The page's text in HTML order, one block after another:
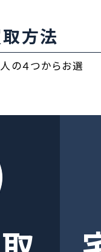
方法
の４つからお選